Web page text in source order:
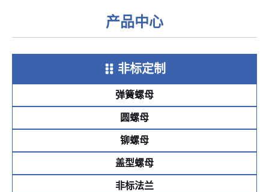
产品中心
非标定制
弹簧螺母
圆螺母
铆螺母
盖型螺母
非标法兰